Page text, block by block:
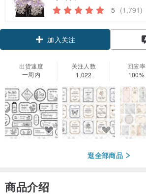
5 (1,791)
加入关注
出货速度
一周内
关注人数
1,022
回应率
100%
逛全部商品
商品介绍